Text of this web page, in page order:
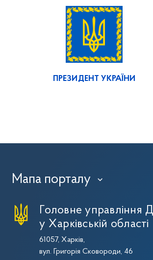
ПРЕЗИДЕНТ УКРАЇНИ
Мапа порталу ›
Головне управління
у Харківській області
61057, Харків,
вул. Григорія Сковороди, 46